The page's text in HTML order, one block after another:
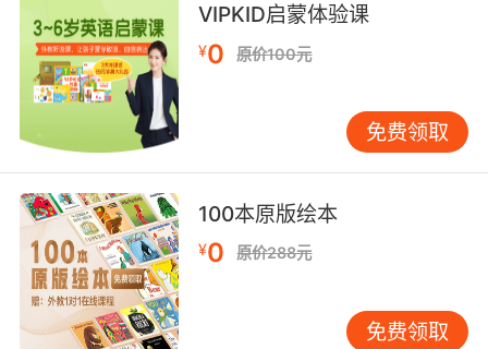
情感副词的分寸把握尤为关键。斯坦福语言学实
验室数据显示，带有安抚性质
的"presumably"（推测起来）能使投诉处理成功
率提升19%。VIPKID客户支持团队在回复退费请
求时，常使用"Regrettably, we cannot..."搭
配"presumably"的缓冲结构，既保持专业又降低
对抗性。但需避免过度使用"arguably"（可辩
地）等主观性副词，以免削弱说服力。
三、提升邮件专业度的副词技巧
复合副词结构能增强表述严谨性。芝加哥大学商
业写作指南推荐"hereby formally"（特此正式）
VIPKID启蒙体验课
¥0 原价100元
免费领取
100本原版绘本
¥0 原价288元
免费领取